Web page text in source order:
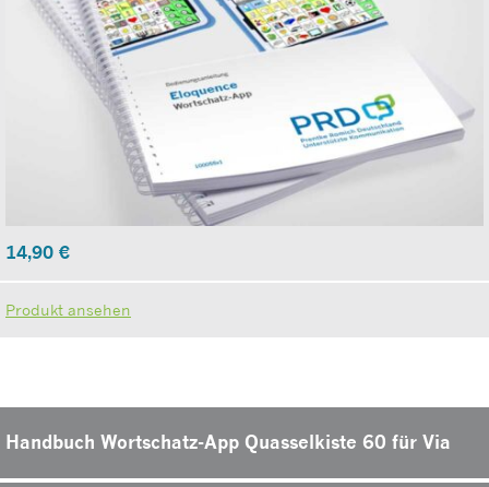
14,90 €
Produkt ansehen
Handbuch Wortschatz-App Quasselkiste 60 für Via